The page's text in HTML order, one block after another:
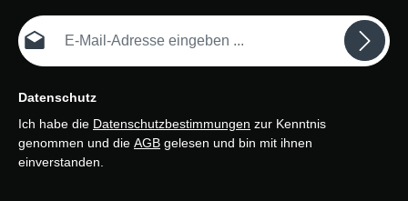
E-Mail-Adresse*
Datenschutz
Ich habe die Datenschutzbestimmungen zur Kenntnis
genommen und die AGB gelesen und bin mit ihnen
einverstanden.